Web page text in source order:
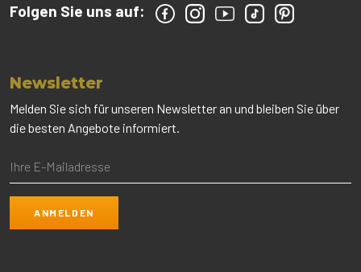
Folgen Sie uns auf:
Newsletter
Melden Sie sich für unseren Newsletter an und bleiben Sie über
die besten Angebote informiert.